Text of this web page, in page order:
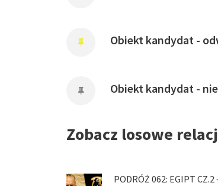
Obiekt kandydat -
Obiekt kandydat -
Zobacz losowe
PODRÓŻ 062: EGIPT